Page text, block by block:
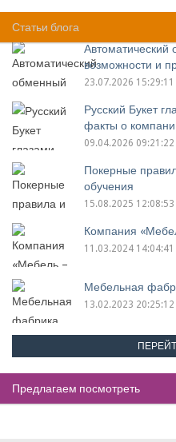
Статьи блога
Автоматический
возможности и
23.07.2026 15:29:11
Русский Букет
факты о
09.04.2026 09:21:22
Покерные
обучения
15.08.2025 12:08:53
Компания
11.03.2024 14:04:41
Мебельная
13.02.2023 20:25:12
Предлагаем посмотреть